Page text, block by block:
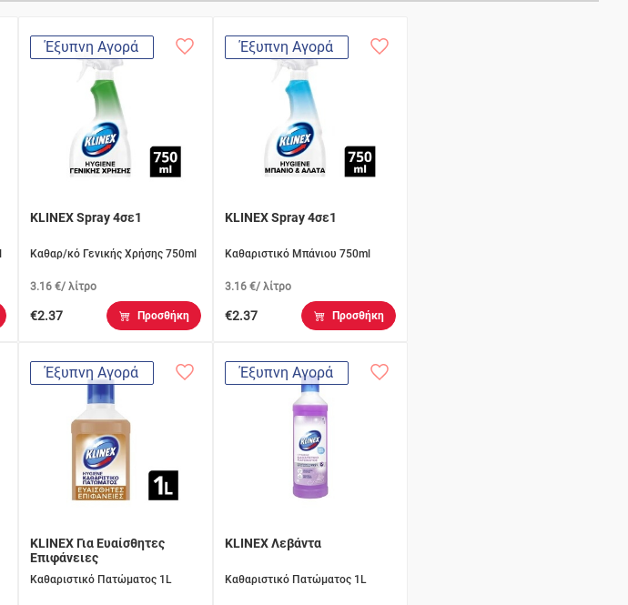
Έξυπνη Αγορά
KLINEX Spray 4σε1
Καθαρ/κό Γενικής Χρήσης 750ml
3.16 €/ λίτρο
€2.37 Προσθήκη
Έξυπνη Αγορά
KLINEX Spray 4σε1
Καθαριστικό Μπάνιου 750ml
3.16 €/ λίτρο
€2.37 Προσθήκη
Έξυπνη Αγορά
KLINEX Για Ευαίσθητες
Επιφάνειες
Καθαριστικό Πατώματος 1L
Έξυπνη Αγορά
KLINEX Λεβάντα
Καθαριστικό Πατώματος 1L